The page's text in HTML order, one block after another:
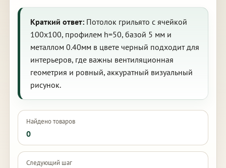
Краткий ответ:Потолок грильято с ячейкой
100х100, профилем h=50, базой 5 мм и
металлом 0.40мм в цвете черный подходит для
интерьеров, где важны вентиляционная
геометрия и ровный, аккуратный визуальный
рисунок.
Найдено товаров
0
Следующий шаг